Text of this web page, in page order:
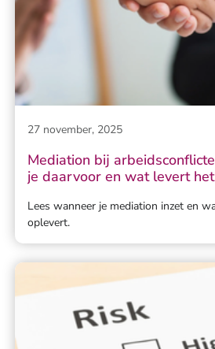
27 november, 2025
Mediation bij
je daarvoor en wat levert
Lees wanneer je mediation inzet en
oplevert.